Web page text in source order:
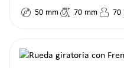
50 mm 70 mm 70